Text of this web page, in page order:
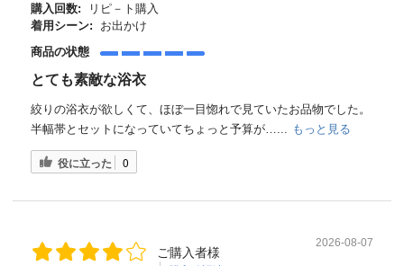
購入回数:
リピ－ト購入
着用シーン:
お出かけ
商品の状態
とても素敵な浴衣
絞りの浴衣が欲しくて、ほぼ一目惚れで見ていたお品物でした。
半幅帯とセットになっていてちょっと予算が…...
もっと見る
役に立った 0
ご購入者様
2026-08-07